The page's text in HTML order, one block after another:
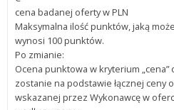
cena badanej oferty w PLN
Maksymalna ilość punktów, jaką
wynosi 100 punktów.
Po zmianie:
Ocena punktowa w kryterium „cena”
zostanie na podstawie łącznej ceny
wskazanej przez Wykonawcę w